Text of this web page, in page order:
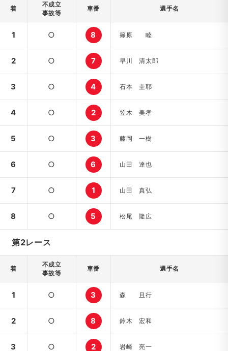
着
不成立
事故等
車番 選手名
1 ○ 8 篠原 睦
2 ○ 7 早川 清太郎
3 ○ 4 石本 圭耶
4 ○ 2 笠木 美孝
5 ○ 3 藤岡 一樹
6 ○ 6 山田 達也
7 ○ 1 山田 真弘
8 ○ 5 松尾 隆広
第2レース
着
不成立
事故等
車番 選手名
1 ○ 3 森 且行
2 ○ 8 鈴木 宏和
3 ○ 2 岩崎 亮一